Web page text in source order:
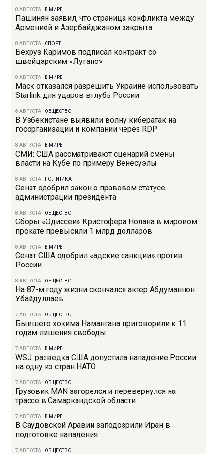
8 АВГУСТА В МИРЕ
Пашинян заявил, что страница конфликта между
Арменией и Азербайджаном закрыта
8 АВГУСТА СПОРТ
Бехруз Каримов подписал контракт со
швейцарским «Лугано»
8 АВГУСТА В МИРЕ
Маск отказался разрешить Украине использовать
Starlink для ударов вглубь России
8 АВГУСТА ОБЩЕСТВО
В Узбекистане выявили волну кибератак на
госорганизации и компании через RDP
8 АВГУСТА В МИРЕ
СМИ: США рассматривают сценарий смены
власти на Кубе по примеру Венесуэлы
8 АВГУСТА ПОЛИТИКА
Сенат одобрил закон о правовом статусе
администрации президента
8 АВГУСТА ОБЩЕСТВО
Сборы «Одиссеи» Кристофера Нолана в мировом
прокате превысили 1 млрд долларов
8 АВГУСТА В МИРЕ
Сенат США одобрил «адские санкции» против
России
8 АВГУСТА ОБЩЕСТВО
На 87-м году жизни скончался актер Абдуманнон
Убайдуллаев
7 АВГУСТА ОБЩЕСТВО
Бывшего хокима Намангана приговорили к 11
годам лишения свободы
7 АВГУСТА В МИРЕ
WSJ: разведка США допустила нападение России
на одну из стран НАТО
7 АВГУСТА ОБЩЕСТВО
Грузовик MAN загорелся и перевернулся на
трассе в Самаркандской области
7 АВГУСТА В МИРЕ
В Саудовской Аравии заподозрили Иран в
подготовке нападения
7 АВГУСТА ОБЩЕСТВО